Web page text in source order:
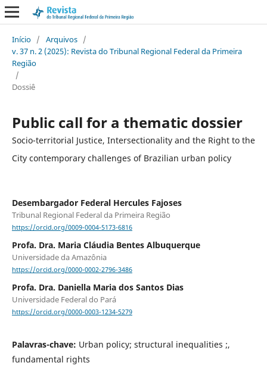
Início / Arquivos /
v. 37 n. 2 (2025): Revista do Tribunal Regional Federal da Primeira
Região
/
Dossiê
Public call for a thematic dossier
Socio-territorial Justice, Intersectionality and the Right to the
City contemporary challenges of Brazilian urban policy
Desembargador Federal Hercules Fajoses
Tribunal Regional Federal da Primeira Região
https://orcid.org/0009-0004-5173-6816
Profa. Dra. Maria Cláudia Bentes Albuquerque
Universidade da Amazônia
https://orcid.org/0000-0002-2796-3486
Profa. Dra. Daniella Maria dos Santos Dias
Universidade Federal do Pará
https://orcid.org/0000-0003-1234-5279
Palavras-chave: Urban policy; structural inequalities ;,
fundamental rights